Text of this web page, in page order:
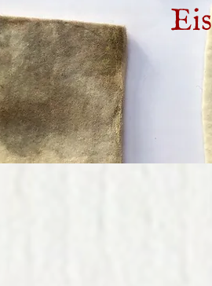
Sourdine en
sourdine